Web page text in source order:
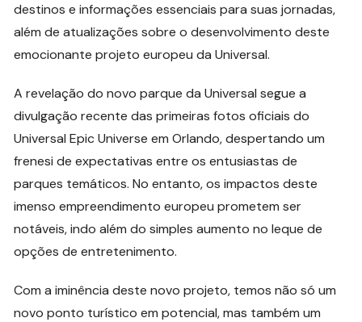
destinos e informações essenciais para suas jornadas,
além de atualizações sobre o desenvolvimento deste
emocionante projeto europeu da Universal.
A revelação do novo parque da Universal segue a
divulgação recente das primeiras fotos oficiais do
Universal Epic Universe em Orlando, despertando um
frenesi de expectativas entre os entusiastas de
parques temáticos. No entanto, os impactos deste
imenso empreendimento europeu prometem ser
notáveis, indo além do simples aumento no leque de
opções de entretenimento.
Com a iminência deste novo projeto, temos não só um
novo ponto turístico em potencial, mas também um